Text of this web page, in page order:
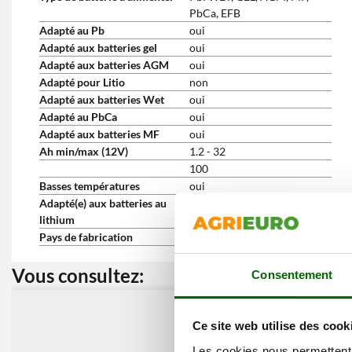
Consentement
Ce site web utilise des
PbCa, EFB
Adapté au Pb
oui
Adapté aux batteries gel
oui
Adapté aux batteries AGM
oui
Adapté pour Litio
non
Adapté aux batteries Wet
oui
Adapté au PbCa
oui
Adapté aux batteries MF
oui
Ah min/max (12V)
1.2 - 32
100
Basses températures
oui
Adapté(e) aux batteries au
lithium
Pays de fabrication
Vous consultez: Nos